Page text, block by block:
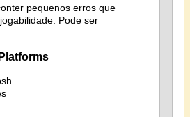
pequenos erros que
Pode ser